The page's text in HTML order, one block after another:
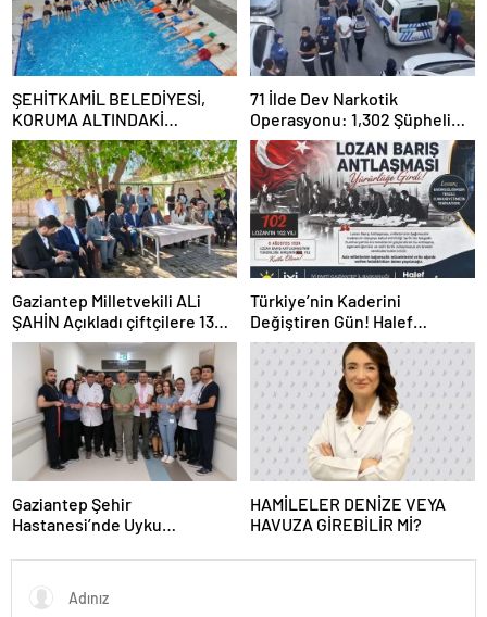
ŞEHİTKAMİL BELEDİYESİ,
KORUMA ALTINDAKİ
ÇOCUKLARI SPORLA
BULUŞTURUYOR
71 İlde Dev Narkotik
Operasyonu: 1,302 Şüpheli
Yakalandı, 844 Tutuklama
Gaziantep Milletvekili ALi
ŞAHİN Açıkladı çiftçilere 132
Milyon TL acil destek!
Türkiye’nin Kaderini
Değiştiren Gün! Halef
Bilgiç’ten Lozan’ın Yıl
Dönümünde Anlamlı Mesaj!
Gaziantep Şehir
Hastanesi’nde Uyku
Hizmete Açıldı
HAMİLELER DENİZE VEYA
HAVUZA GİREBİLİR Mİ?